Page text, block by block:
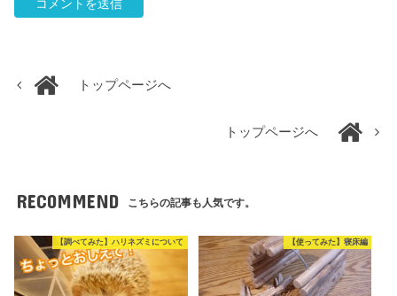
トップページへ
トップページへ
RECOMMEND こちらの記事も人気です。
【調べてみた】ハリネズミについて 【使ってみた】寝床編